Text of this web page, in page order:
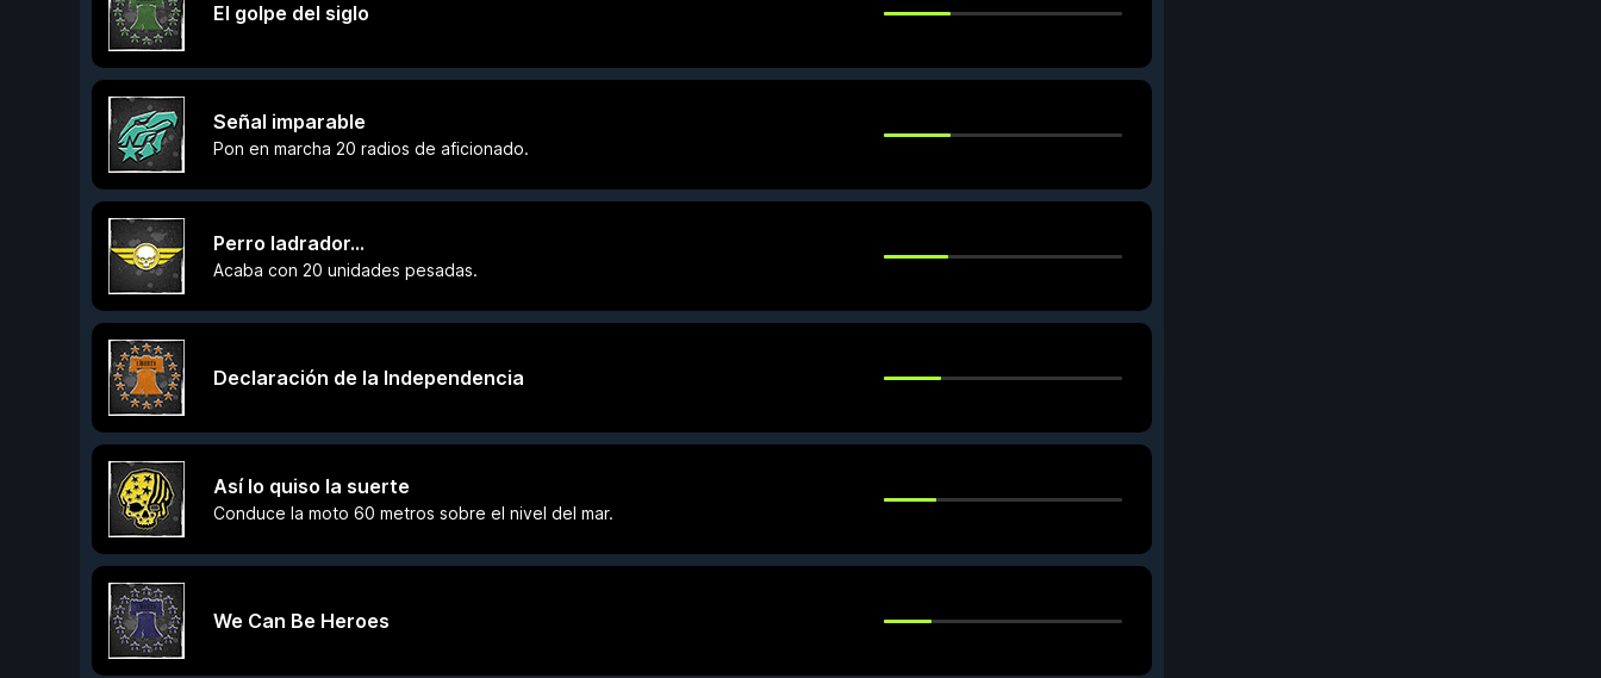
El golpe del siglo
Señal imparable
Pon en marcha 20 radios de aficionado.
Perro ladrador...
Acaba con 20 unidades pesadas.
Declaración de la Independencia
Así lo quiso la suerte
Conduce la moto 60 metros sobre el nivel del mar.
We Can Be Heroes